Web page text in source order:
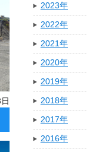
2023年
2022年
2021年
2020年
2019年
2018年
2017年
2016年